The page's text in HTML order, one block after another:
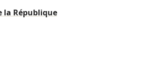
la République